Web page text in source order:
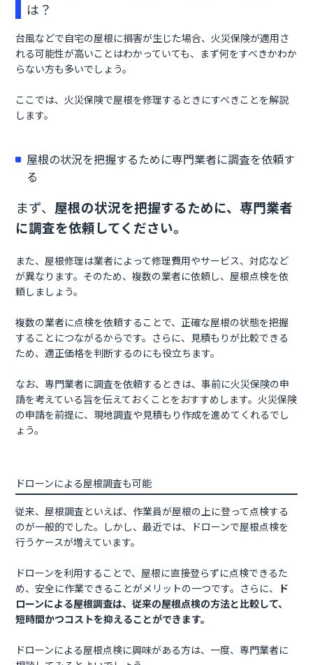
は？
台風などで自宅の屋根に損害が生じた場合、火災保険が適用さ
れる可能性が高いことはわかっていても、まず何をすべきかわか
らない方も多いでしょう。
ここでは、火災保険で屋根を修理するときにすべきことを解説
します。
屋根の状況を把握するために専門業者に調査を依頼す
る
まず、 屋根の状況を把握するために、専門業者
に調査を依頼してください。
また、屋根修理は業者によって修理費用やサービス、対応など
が異なります。そのため、複数の業者に依頼し、屋根点検を依
頼しましょう。
複数の業者に点検を依頼することで、正確な屋根の状態を把握
することにつながるからです。さらに、見積もりが比較できる
ため、適正価格を判断するのにも役立ちます。
なお、専門業者に調査を依頼するときは、事前に火災保険の申
請を考えている旨を伝えておくことをおすすめします。火災保険
の申請を前提に、現地調査や見積もり作成を進めてくれるでし
ょう。
ドローンによる屋根調査も可能
従来、屋根調査といえば、作業員が屋根の上に登って点検する
のが一般的でした。しかし、最近では、ドローンで屋根点検を
行うケースが増えています。
ドローンを利用することで、屋根に直接登らずに点検できるた
め、安全に作業できることがメリットの一つです。さらに、 ド
ローンによる屋根調査は、従来の屋根点検の方法と比較して、
短時間かつコストを抑えることができます。
ドローンによる屋根点検に興味がある方は、一度、専門業者に